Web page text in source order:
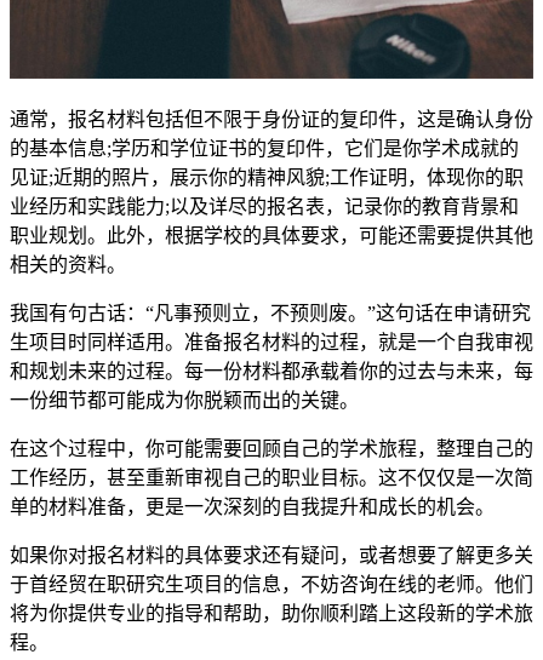
通常，报名材料包括但不限于身份证的复印件，这是确认身份
的基本信息;学历和学位证书的复印件，它们是你学术成就的
见证;近期的照片，展示你的精神风貌;工作证明，体现你的职
业经历和实践能力;以及详尽的报名表，记录你的教育背景和
职业规划。此外，根据学校的具体要求，可能还需要提供其他
相关的资料。
我国有句古话：“凡事预则立，不预则废。”这句话在申请研究
生项目时同样适用。准备报名材料的过程，就是一个自我审视
和规划未来的过程。每一份材料都承载着你的过去与未来，每
一份细节都可能成为你脱颖而出的关键。
在这个过程中，你可能需要回顾自己的学术旅程，整理自己的
工作经历，甚至重新审视自己的职业目标。这不仅仅是一次简
单的材料准备，更是一次深刻的自我提升和成长的机会。
如果你对报名材料的具体要求还有疑问，或者想要了解更多关
于首经贸在职研究生项目的信息，不妨咨询在线的老师。他们
将为你提供专业的指导和帮助，助你顺利踏上这段新的学术旅
程。